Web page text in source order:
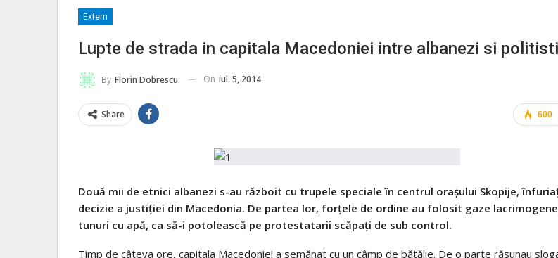
Extern
Lupte de strada in capitala Macedoniei intre albanezi si politisti
By Florin Dobrescu On iul. 5, 2014
600
Share
Două mii de etnici albanezi s-au războit cu trupele speciale în centrul oraşului Skopije,
decizie a justiţiei din Macedonia. De partea lor, forţele de ordine au folosit gaze
tunuri cu apă, ca să-i potolească pe protestatarii scăpaţi de sub control.
Timp de câteva ore, capitala Macedoniei a semănat cu un câmp de bătălie. De o parte răsunau